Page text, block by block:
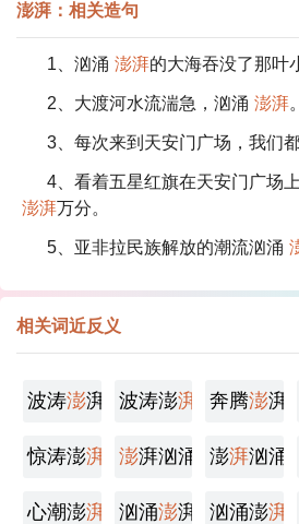
澎湃：相关造句
1、汹涌 澎湃的大海吞没了那叶
2、大渡河水流湍急，汹涌 澎湃。
3、每次来到天安门广场，我们
4、看着五星红旗在天安门广场
澎湃万分。
5、亚非拉民族解放的潮流汹涌
相关词近反义
波涛澎湃 波涛澎湃 奔腾澎湃
惊涛澎湃 澎湃汹涌 澎湃汹涌
心潮澎湃 汹涌澎湃 汹涌澎湃